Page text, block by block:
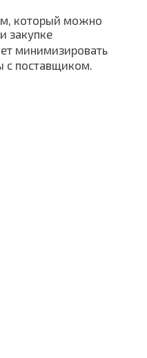
который можно
закупке
минимизировать
с поставщиком.